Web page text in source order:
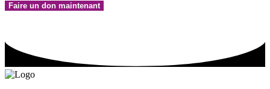
Faire un don maintenant